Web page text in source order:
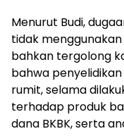
Menurut Budi,
tidak
bahkan tergolong
bahwa
rumit, selama
terhadap produk
dana BKBK, serta